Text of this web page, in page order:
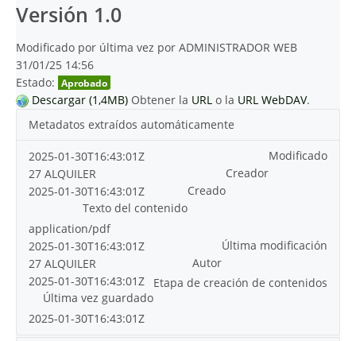
Versión 1.0
Modificado por última vez por ADMINISTRADOR WEB
31/01/25 14:56
Estado: Aprobado
Descargar (1,4MB) Obtener la URL o la URL WebDAV.
Metadatos extraídos automáticamente
Modificado
2025-01-30T16:43:01Z
Creador
27 ALQUILER
Creado
2025-01-30T16:43:01Z
Texto del contenido
application/pdf
Última modificación
2025-01-30T16:43:01Z
Autor
27 ALQUILER
Etapa de creación de contenidos
2025-01-30T16:43:01Z
Última vez guardado
2025-01-30T16:43:01Z